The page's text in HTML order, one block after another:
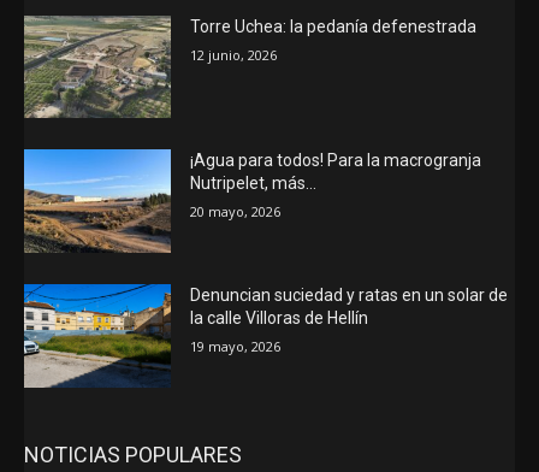
Torre Uchea: la pedanía defenestrada
12 junio, 2026
¡Agua para todos! Para la macrogranja
Nutripelet, más…
20 mayo, 2026
Denuncian suciedad y ratas en un solar de
la calle Villoras de Hellín
19 mayo, 2026
NOTICIAS POPULARES